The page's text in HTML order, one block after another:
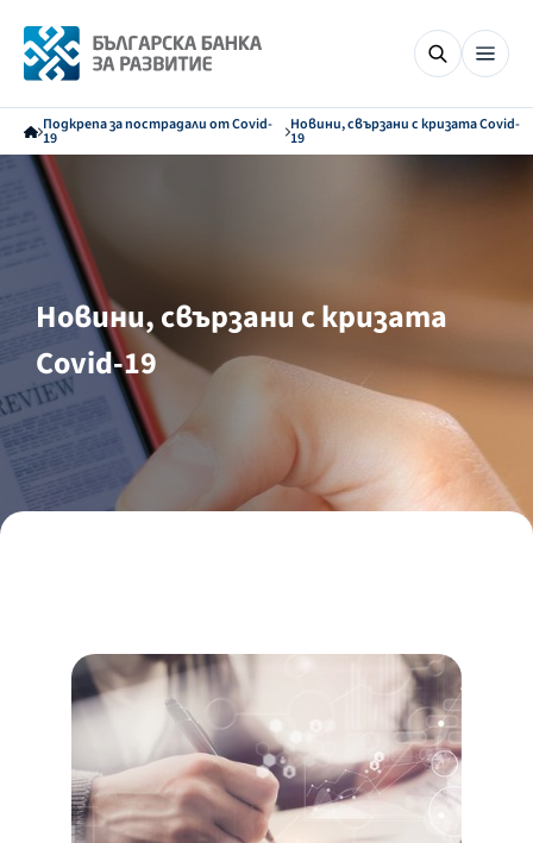
Подкрепа за пострадали от Covid-
19
Новини, свързани с кризата Covid-
19
Новини, свързани с кризата
Covid-19